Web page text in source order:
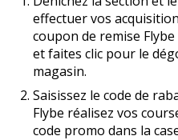
effectuer vos
coupon de remise
et faites clic pour le
magasin.
Saisissez le code de
Flybe réalisez vos
code promo dans la